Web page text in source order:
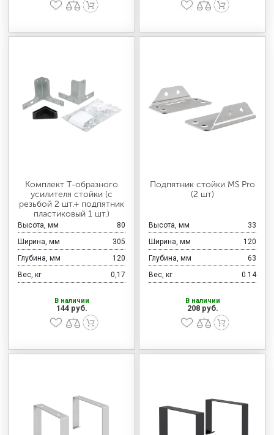
Комплект T-образного
усилителя стойки (с
резьбой 2 шт.+ подпятник
пластиковый 1 шт.)
Высота, мм
80
Ширина, мм
305
Глубина, мм
120
Вес, кг
0,17
В наличии
144 руб.
Подпятник стойки MS Pro
(2 шт)
Высота, мм
33
Ширина, мм
120
Глубина, мм
63
Вес, кг
0.14
В наличии
208 руб.